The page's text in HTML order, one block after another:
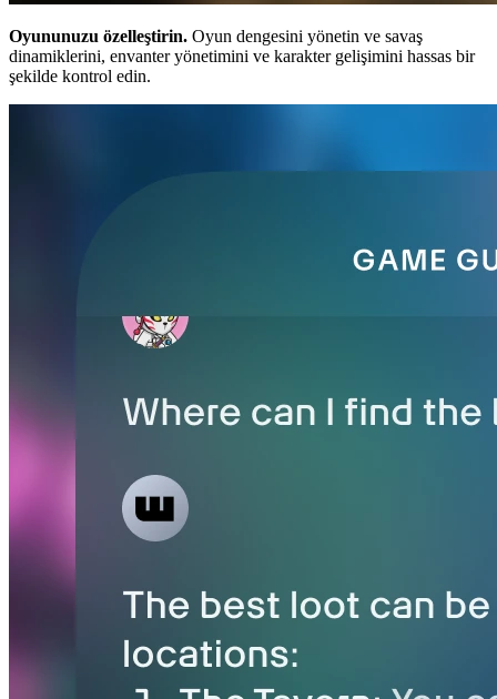
Oyununuzu özelleştirin. Oyun dengesini yönetin ve savaş
dinamiklerini, envanter yönetimini ve karakter gelişimini hassas bir
şekilde kontrol edin.